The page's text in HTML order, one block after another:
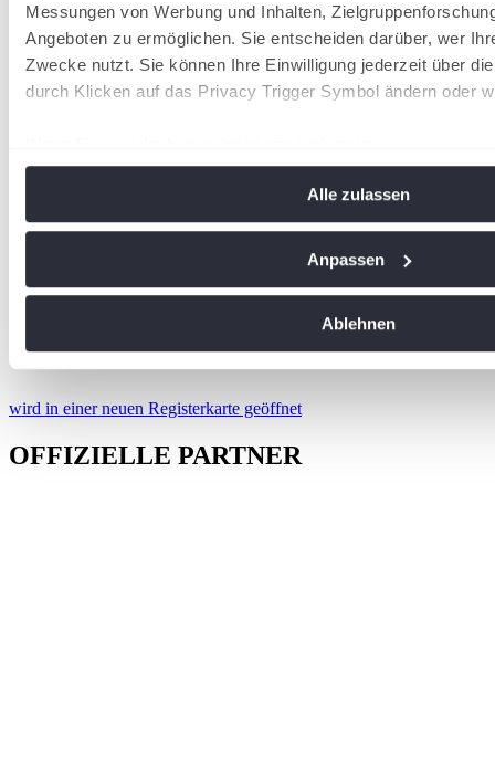
Messungen von Werbung und Inhalten,
Angeboten zu ermöglichen. Sie entscheiden darüber, wer
Zwecke nutzt. Sie können Ihre Einwilligung jederzeit über
durch Klicken auf das Privacy Trigger Symbol ändern oder
Ihr Gerät durch aktives Scannen nach bestimmten
Erfahren Sie mehr darüber, wie Ihre persönlichen Daten
analysieren. Außerdem geben wir Informationen zu Ihrer
an unsere Partner für soziale Medien, Werbung und
führen diese Informationen möglicherweise mit weiteren
Alle zulassen
Anpassen
Ablehnen
wird in einer neuen Registerkarte geöffnet
OFFIZIELLE PARTNER